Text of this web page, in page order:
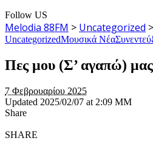
Follow US
Melodia 88FM > Uncategorized >
UncategorizedΜουσικά Νέα
Πες μου (Σ’ αγαπώ)
7 Φεβρουαρίου 2025
Updated 2025/02/07 at 2:09 ΜΜ
Share
SHARE